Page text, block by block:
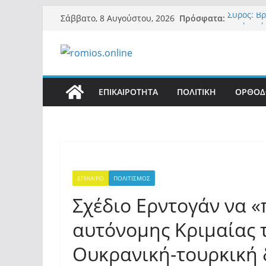
Μετάβαση
περιεχόμενο
Σάββατο, 8 Αυγούστου, 2026 Πρόσφατα: Σύρος:
Και
ΕΠΙΚΑΙΡΟΤΗΤΑ ΠΟΛΙΤΙΚΗ
ΕΠΙΚΑΙΡΟ ΠΟΛΙΤΙΣΜΟΣ
Σχέδιο Ερντογάν να
αυτόνομης
Ουκρανική-